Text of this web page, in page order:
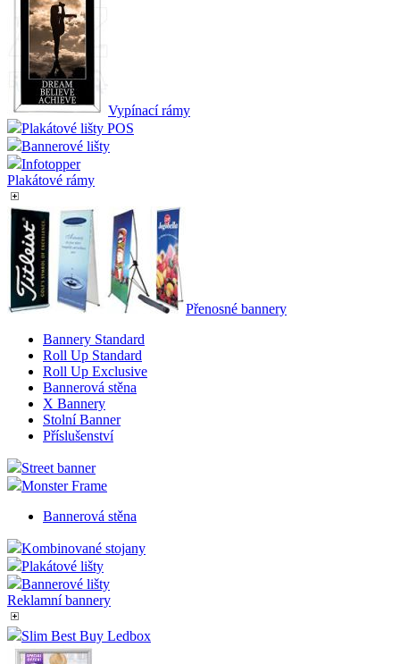
Vypínací rámy
Plakátové lišty POS
Bannerové lišty
Infotopper
Plakátové rámy
Přenosné bannery
Bannery Standard
Roll Up Standard
Roll Up Exclusive
Bannerová stěna
X Bannery
Stolní Banner
Příslušenství
Street banner
Monster Frame
Bannerová stěna
Kombinované stojany
Plakátové lišty
Bannerové lišty
Reklamní bannery
Slim Best Buy Ledbox